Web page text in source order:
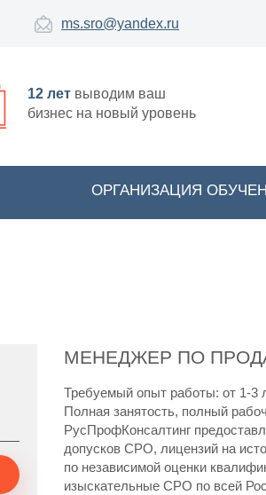
ms.sro@yandex.ru
12 лет выводим ваш
бизнес на новый уровень
ОРГАНИЗАЦИЯ
МЕНЕДЖЕР ПО
Требуемый опыт работы: от 1-3
Полная занятость, полный
РусПрофКонсалтинг
допусков СРО, лицензий на
по независимой оценки
изыскательные СРО по всей